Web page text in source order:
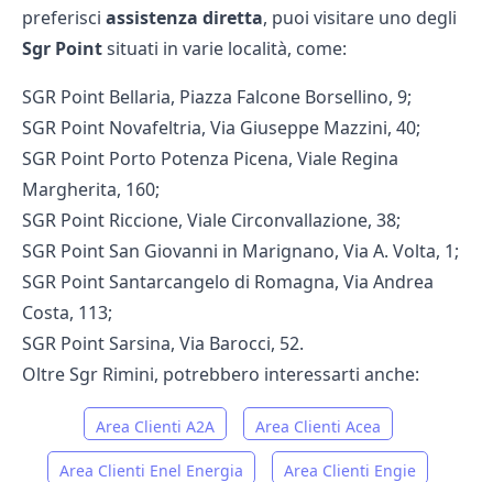
preferisci assistenza diretta, puoi visitare uno degli
Sgr Pointsituati in varie località, come:
SGR Point Bellaria, Piazza Falcone Borsellino, 9;
SGR Point Novafeltria, Via Giuseppe Mazzini, 40;
SGR Point Porto Potenza Picena, Viale Regina
Margherita, 160;
SGR Point Riccione, Viale Circonvallazione, 38;
SGR Point San Giovanni in Marignano, Via A. Volta, 1;
SGR Point Santarcangelo di Romagna, Via Andrea
Costa, 113;
SGR Point Sarsina, Via Barocci, 52.
Oltre Sgr Rimini, potrebbero interessarti anche:
Area Clienti A2A Area Clienti Acea
Area Clienti Enel Energia Area Clienti Engie